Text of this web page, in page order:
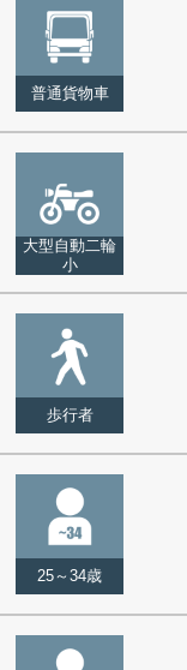
普通貨物車
大型自動二輪
小
歩行者
25～34歳